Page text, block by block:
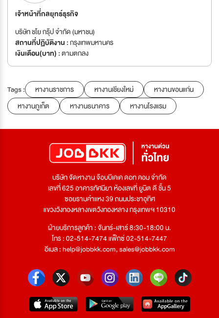
เจ้าหน้าที่กลยุทธ์ธุรกิจ
บริษัท ชโย กรุ๊ป จำกัด (มหาชน)
สถานที่ปฏิบัติงาน :กรุงเทพมหานคร
เงินเดือน(บาท) :ตามตกลง
Tags : หางานราชการ หางานเชียงใหม่
หางานขอนแก่น
หางานภูเก็ต
หางานธนาคาร หางานโรงแรม
บริษัท จัดหางาน จ๊อบบีเคเค ดอท คอม จำกัด
เลขที่ 625 อาคารทัศนียา ห้องเลขที่ ยูนิต ดี ชั้น 5
ซอยรามคำแหง 39 ถนนประชาอุทิศ
แขวงวังทองหลางเขตวังทองหลาง กรุงเทพฯ 10310
ฝ่ายบริการลูกค้า : จันทร์-เสาร์ 8:30-18:00 น.
โทร : 02-514-7474 แฟ็กซ์ 02-514-7447
อีเมล :help@jobbkk.com,sales@jobbkk.com